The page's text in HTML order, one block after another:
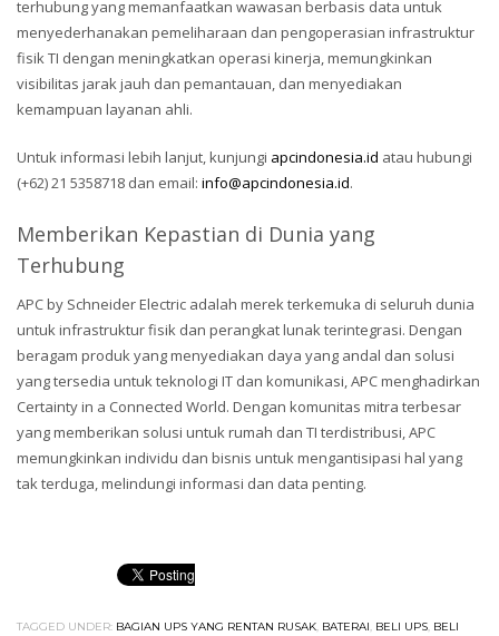
terhubung yang memanfaatkan wawasan berbasis data untuk
menyederhanakan pemeliharaan dan pengoperasian infrastruktur
fisik TI dengan meningkatkan operasi kinerja, memungkinkan
visibilitas jarak jauh dan pemantauan, dan menyediakan
kemampuan layanan ahli.
Untuk informasi lebih lanjut, kunjungi apcindonesia.id atau hubungi
(+62) 21 5358718 dan email: info@apcindonesia.id.
Memberikan Kepastian di Dunia yang
Terhubung
APC by Schneider Electric adalah merek terkemuka di seluruh dunia
untuk infrastruktur fisik dan perangkat lunak terintegrasi. Dengan
beragam produk yang menyediakan daya yang andal dan solusi
yang tersedia untuk teknologi IT dan komunikasi, APC menghadirkan
Certainty in a Connected World. Dengan komunitas mitra terbesar
yang memberikan solusi untuk rumah dan TI terdistribusi, APC
memungkinkan individu dan bisnis untuk mengantisipasi hal yang
tak terduga, melindungi informasi dan data penting.
TAGGED UNDER: BAGIAN UPS YANG RENTAN RUSAK, BATERAI, BELI UPS, BELI